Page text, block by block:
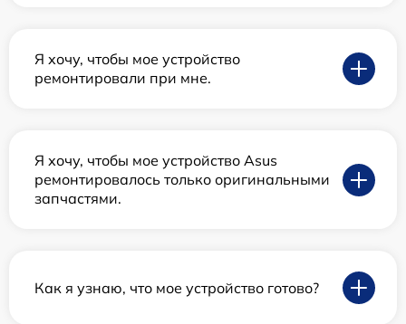
Я хочу, чтобы мое устройство
ремонтировали при мне.
Я хочу, чтобы мое устройство Asus
ремонтировалось только оригинальными
запчастями.
Как я узнаю, что мое устройство готово?